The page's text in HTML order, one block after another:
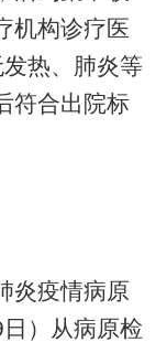
机构诊疗医
热、肺炎等
符合出院标
疫情病原
）从病原检